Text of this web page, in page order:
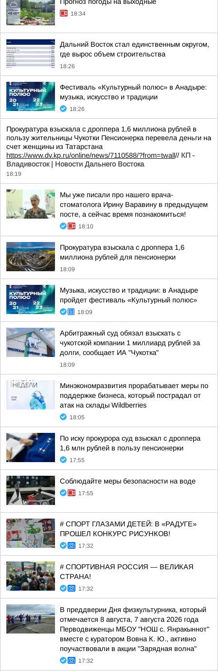
18:34
Дальний Восток стал единственным округом,
где вырос объем строительства
18:26
Фестиваль «Культурный полюс» в Анадыре:
музыка, искусство и традиции
18:26
Прокуратура взыскала с дроппера 1,6 миллиона рублей в
пользу жительницы Чукотки Пенсионерка перевела деньги на
счет женщины из Татарстана
https://www.dv.kp.ru/online/news/7110588/?from=twall// КП -
Владивосток | Новости Дальнего Востока
18:19
Мы уже писали про нашего врача-
стоматолога Ирину Варавину в предыдущем
посте, а сейчас время познакомиться!
18:10
Прокуратура взыскала с дроппера 1,6
миллиона рублей для пенсионерки
18:09
Музыка, искусство и традиции: в Анадыре
пройдет фестиваль «Культурный полюс»
18:09
Арбитражный суд обязал взыскать с
чукотской компании 1 миллиард рублей за
долги, сообщает ИА "Чукотка"
18:09
Минэкономразвития прорабатывает меры по
поддержке бизнеса, который пострадал от
атак на склады Wildberries
18:05
По иску прокурора суд взыскал с дроппера
1,6 млн рублей в пользу пенсионерки
17:55
Соблюдайте меры безопасности на воде
17:55
# СПОРТ ГЛАЗАМИ ДЕТЕЙ: В «РАДУГЕ»
ПРОШЕЛ КОНКУРС РИСУНКОВ!
17:32
# СПОРТИВНАЯ РОССИЯ — ВЕЛИКАЯ
СТРАНА!
17:32
В преддверии Дня физкультурника, который
отмечается 8 августа, 7 августа 2026 года
Перводвиженцы МБОУ "НОШ с. Янракыннот"
вместе с куратором Вовна К. Ю., активно
поучаствовали в акции "Зарядная волна"
17:32